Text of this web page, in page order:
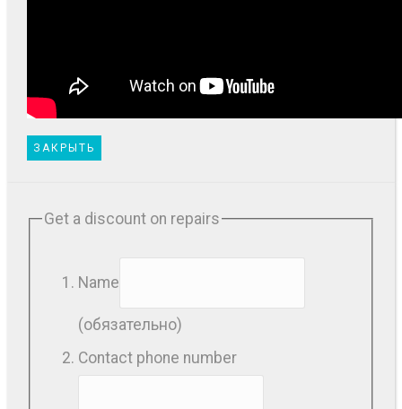
ЗАКРЫТЬ
Get a discount on repairs
Name
(обязательно)
Contact phone number